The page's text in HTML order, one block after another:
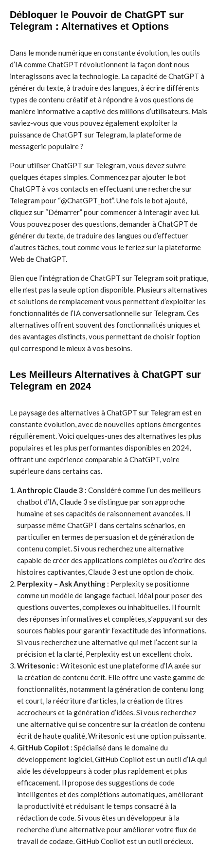
Débloquer le Pouvoir de ChatGPT sur
Telegram : Alternatives et Options
Dans le monde numérique en constante évolution, les outils
d’IA comme ChatGPT révolutionnent la façon dont nous
interagissons avec la technologie. La capacité de ChatGPT à
générer du texte, à traduire des langues, à écrire différents
types de contenu créatif et à répondre à vos questions de
manière informative a captivé des millions d’utilisateurs. Mais
saviez-vous que vous pouvez également exploiter la
puissance de ChatGPT sur Telegram, la plateforme de
messagerie populaire ?
Pour utiliser ChatGPT sur Telegram, vous devez suivre
quelques étapes simples. Commencez par ajouter le bot
ChatGPT à vos contacts en effectuant une recherche sur
Telegram pour “@ChatGPT_bot”. Une fois le bot ajouté,
cliquez sur “Démarrer” pour commencer à interagir avec lui.
Vous pouvez poser des questions, demander à ChatGPT de
générer du texte, de traduire des langues ou d’effectuer
d’autres tâches, tout comme vous le feriez sur la plateforme
Web de ChatGPT.
Bien que l’intégration de ChatGPT sur Telegram soit pratique,
elle n’est pas la seule option disponible. Plusieurs alternatives
et solutions de remplacement vous permettent d’exploiter les
fonctionnalités de l’IA conversationnelle sur Telegram. Ces
alternatives offrent souvent des fonctionnalités uniques et
des avantages distincts, vous permettant de choisir l’option
qui correspond le mieux à vos besoins.
Les Meilleurs Alternatives à ChatGPT sur
Telegram en 2024
Le paysage des alternatives à ChatGPT sur Telegram est en
constante évolution, avec de nouvelles options émergentes
régulièrement. Voici quelques-unes des alternatives les plus
populaires et les plus performantes disponibles en 2024,
offrant une expérience comparable à ChatGPT, voire
supérieure dans certains cas.
Anthropic Claude 3 : Considéré comme l’un des meilleurs
chatbot d’IA, Claude 3 se distingue par son approche
humaine et ses capacités de raisonnement avancées. Il
surpasse même ChatGPT dans certains scénarios, en
particulier en termes de persuasion et de génération de
contenu complet. Si vous recherchez une alternative
capable de créer des applications complètes ou d’écrire des
histoires captivantes, Claude 3 est une option de choix.
Perplexity – Ask Anything : Perplexity se positionne
comme un modèle de langage factuel, idéal pour poser des
questions ouvertes, complexes ou inhabituelles. Il fournit
des réponses informatives et complètes, s’appuyant sur des
sources fiables pour garantir l’exactitude des informations.
Si vous recherchez une alternative qui met l’accent sur la
précision et la clarté, Perplexity est un excellent choix.
Writesonic : Writesonic est une plateforme d’IA axée sur
la création de contenu écrit. Elle offre une vaste gamme de
fonctionnalités, notamment la génération de contenu long
et court, la réécriture d’articles, la création de titres
accrocheurs et la génération d’idées. Si vous recherchez
une alternative qui se concentre sur la création de contenu
écrit de haute qualité, Writesonic est une option puissante.
GitHub Copilot : Spécialisé dans le domaine du
développement logiciel, GitHub Copilot est un outil d’IA qui
aide les développeurs à coder plus rapidement et plus
efficacement. Il propose des suggestions de code
intelligentes et des complétions automatiques, améliorant
la productivité et réduisant le temps consacré à la
rédaction de code. Si vous êtes un développeur à la
recherche d’une alternative pour améliorer votre flux de
travail de codage, GitHub Copilot est un outil précieux.